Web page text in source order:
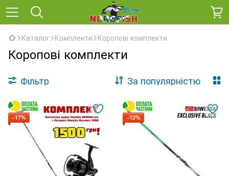
Каталог Комплекти Коропові комплекти
Коропові комплекти
Фільтр За популярністю
−17% −12%